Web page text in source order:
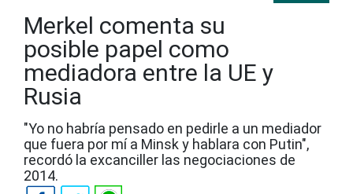
Merkel comenta su
posible papel como
mediadora entre la UE y
Rusia
"Yo no habría pensado en pedirle a un mediador
que fuera por mí a Minsk y hablara con Putin",
recordó la excanciller las negociaciones de
2014.